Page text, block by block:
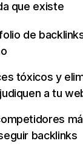
que existe
de
tóxicos y
a tu
backlinks